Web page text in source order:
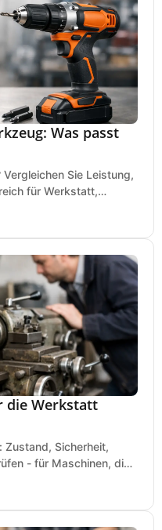
Was passt
Sie Leistung,
für Werkstatt,
die Werkstatt
Zustand, Sicherheit,
- für Maschinen, die